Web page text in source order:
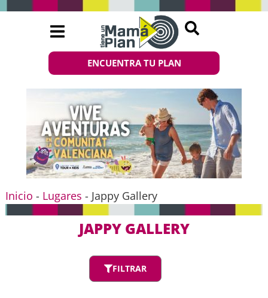
ENCUENTRA TU PLAN
Inicio - Lugares - Jappy Gallery
JAPPY GALLERY
FILTRAR